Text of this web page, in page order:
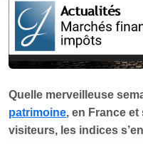
Quelle merveilleuse
patrimoine, en France
visiteurs, les indices